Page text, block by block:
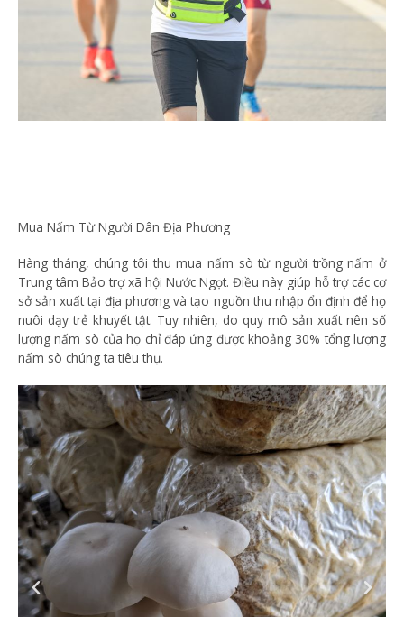
Mua Nấm Từ Người Dân Địa Phương
Hàng tháng, chúng tôi thu mua nấm sò từ người trồng nấm ở
Trung tâm Bảo trợ xã hội Nước Ngọt. Điều này giúp hỗ trợ các cơ
sở sản xuất tại địa phương và tạo nguồn thu nhập ổn định để họ
nuôi dạy trẻ khuyết tật. Tuy nhiên, do quy mô sản xuất nên số
lượng nấm sò của họ chỉ đáp ứng được khoảng 30% tổng lượng
nấm sò chúng ta tiêu thụ.